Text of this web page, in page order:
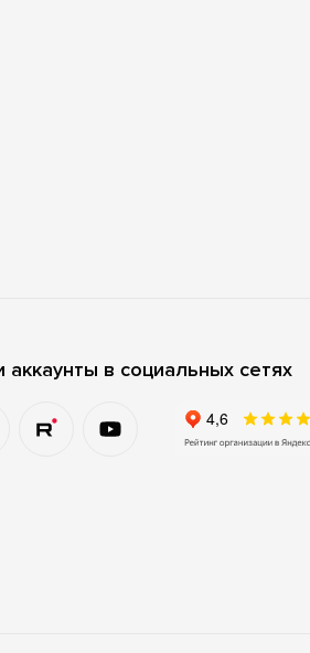
аккаунты в социальных сетях